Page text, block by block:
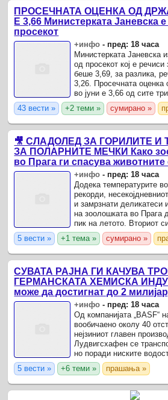
ПРОСЕЧНАТА ОЦЕНКА ОД
Е 3,66 Министерката Јаневска
просекот
+инфо - пред: 18 часа
Министерката Јаневска
од просекот кој е
беше 3,69, за разлика,
3,26. Просечната
во јуни е 3,66 од сите
43 вести »
+2 теми » сумирано »
🎥 СЛАДОЛЕД ЗА ГОРИЛИТЕ И
ЗА ПОЛАРНИТЕ МЕЧКИ Како
во Прага ги спасува
бран
+инфо - пред: 18 часа
Додека температурите
рекорди,
и замрзнати деликатеси
на зоолошката во Прага
пик на летото. Вториот
лето ја донесе Чешка до
температури ...
5 вести » +1 тема » сумирано »
СУВАТА РАЈНА ГИ КАЧУВА
ГЕРМАНСКАТА ХЕМИСКА
може да достигнат до 2
+инфо - пред: 18 часа
Од компанијата „BASF“
вообичаено околу 40
нејзиниот главен
Лудвигсхафен се
но поради ниските
се пренасочува кон
со камиони.
5 вести » +6 теми » прашања »